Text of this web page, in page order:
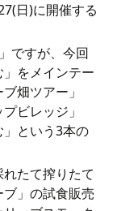
日)に開催する
ですが、今回
をメインテー
畑ツアー」
ビレッジ」
」という3本の
たて搾りたて
」の試食販売